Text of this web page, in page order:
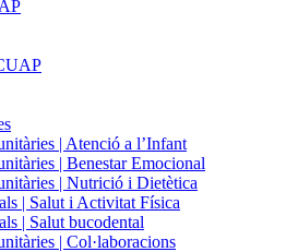
| Atenció a l’Infant
| Benestar Emocional
| Nutrició i Dietètica
| Salut i Activitat Física
| Salut bucodental
| Col·laboracions